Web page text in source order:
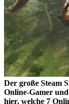
Der große Steam
Online-Gamer
hier, welche 7